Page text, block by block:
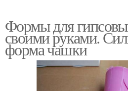
Формы для
своими руками.
форма чашки